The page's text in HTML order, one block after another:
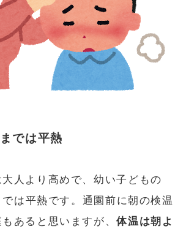
では平熱
人より高めで、幼い子どもの
は平熱です。通園前に朝の検温
あると思いますが、体温は朝よ